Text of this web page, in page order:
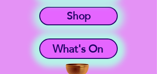
What's On
Shop